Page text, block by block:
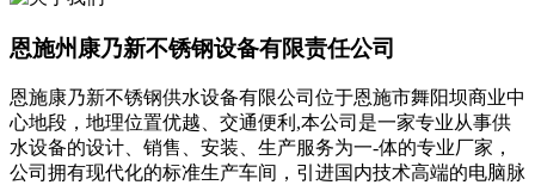
恩施州康乃新不锈钢设备有限责任公司
恩施康乃新不锈钢供水设备有限公司位于恩施市舞阳坝商业中
心地段，地理位置优越、交通便利,本公司是一家专业从事供
水设备的设计、销售、安装、生产服务为一-体的专业厂家，
公司拥有现代化的标准生产车间，引进国内技术高端的电脑脉